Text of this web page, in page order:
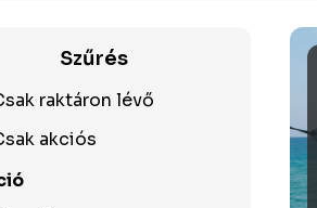
Szűrés
raktáron lévő
akciós